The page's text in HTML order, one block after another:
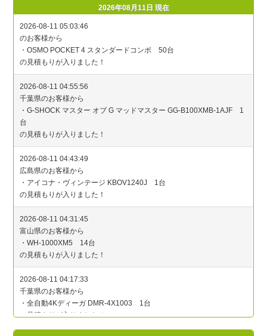
2026年08月11日 現在